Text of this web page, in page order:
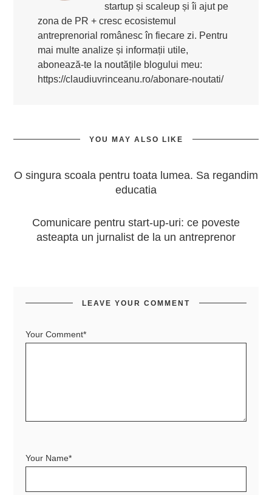
startup și scaleup și îi ajut pe
zona de PR + cresc ecosistemul
antreprenorial românesc în fiecare zi. Pentru
mai multe analize și informații utile,
abonează-te la noutățile blogului meu:
https://claudiuvrinceanu.ro/abonare-noutati/
YOU MAY ALSO LIKE
O singura scoala pentru toata lumea. Sa regandim
educatia
Comunicare pentru start-up-uri: ce poveste
asteapta un jurnalist de la un antreprenor
LEAVE YOUR COMMENT
Your Comment*
Your Name*